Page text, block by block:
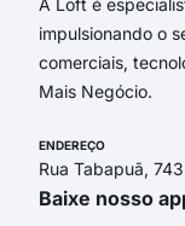
A Loft é
impulsionando o
comerciais,
Mais Negócio.
ENDEREÇO
Rua Tabapuã,
Baixe nosso